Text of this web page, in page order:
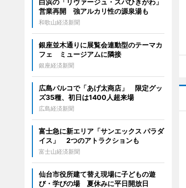
白浜の「リヴァージュ・スパひきがわ」
営業再開 強アルカリ性の源泉湯も
和歌山経済新聞
銀座並木通りに展覧会連動型のテーマカ
フェ ミュージアムに隣接
銀座経済新聞
広島パルコで「あげ太商店」 限定グッ
ズ35種、初日は1400人超来場
広島経済新聞
富士急に新エリア「サンエックス パラダ
イス」 2つのアトラクションも
富士山経済新聞
仙台市役所建て替え現場に子どもの遊
び・学びの場 夏休みに平日開放日